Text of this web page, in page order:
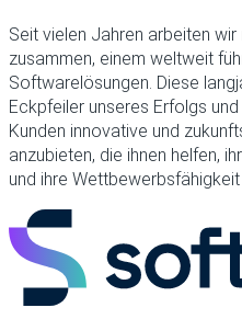
Seit vielen Jahren arbeiten
zusammen, einem weltweit
Softwarelösungen. Diese
Eckpfeiler unseres Erfolgs
Kunden innovative und
anzubieten, die ihnen helfen,
und ihre